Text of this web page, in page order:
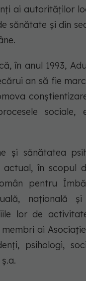
ai autorităților
sănătate și din
în anul 1993,
an să fie
și sănătatea
în scopul
pentru
națională
lor de
ai
psihologi,